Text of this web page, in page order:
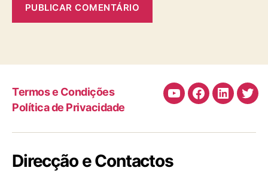
Termos e Condições
Política de Privacidade
Canal
Youtube
TBI/BIT
Facebook
LinkedIn
Direcção e Contactos